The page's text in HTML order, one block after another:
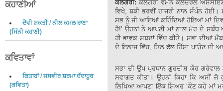
ਕਹਾਣੀਆਂ
ਦੈਵੀ ਸ਼ਕਤੀ/ਨੀਲ ਕਮਲ ਰਾਣਾ
(ਮਿੰਨੀ ਕਹਾਣੀ)
ਕਵਿਤਾਵਾਂ
ਕਿਤਾਬਾਂ/ਜਸਵੀਰ ਸ਼ਰਮਾ ਦੱਦਾਹੂਰ
(ਕਵਿਤਾ)
ਕੈਲਗਰੀ: ਕੈਲਗਰੀ ਵੋਮੈਨ ਕਲਚਰਲ
ਵਿਖੇ, ਬੜੀ ਭਰਵੀਂ ਹਾਜਰੀ ਨਾਲ ਸੰਪੰਨ
ਸਭ ਨੂੰ ਜੀ ਆਇਆਂ ਕਹਿੰਦਿਆਂ ਹੋਇਆਂ ਮਾਂ ਦਿਵਸ
ਹੈ!’ ਉਹਨਾਂ ਨੇ ਆਪਣੀ ਮਾਂ ਨਾਲ ਮੋਹ ਦੇ
ਹੀ ਭਾਵੁਕ ਸ਼ਬਦਾਂ ਵਿੱਚ ਕੀਤੇ। ਸਭਾ ਦੀਆਂ
ਦੇ ਇਲਾਜ ਵਿੱਚ, ਤਿਲ ਫੁੱਲ ਹਿੱਸਾ ਪਾਉਣ ਦੀ
ਸਭਾ ਦੀ ਉਪ ਪ੍ਰਧਾਨ ਗੁਰਦੀਸ਼ ਕੌਰ
ਸਵਾਗਤ ਕੀਤਾ। ਉਹਨਾਂ ਕਿਹਾ ਕਿ ਅਸੀਂ
ਲਿਖਿਆ ਆਪਣਾ ਇੱਕ ਸ਼ਿਅਰ ‘ਕੌਣ ਕਹੇ ਮਾਂ